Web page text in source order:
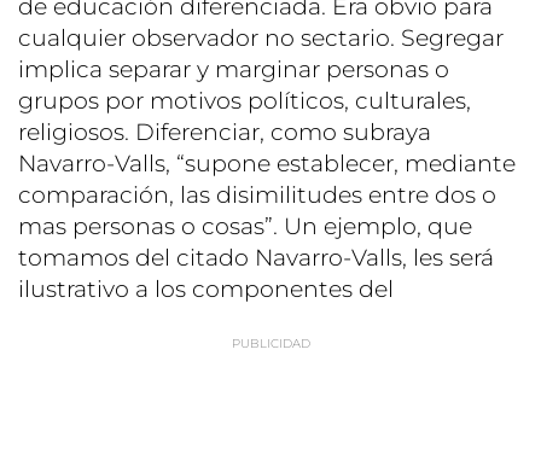
de educación diferenciada. Era obvio para
cualquier observador no sectario. Segregar
implica separar y marginar personas o
grupos por motivos políticos, culturales,
religiosos. Diferenciar, como subraya
Navarro-Valls, “supone establecer, mediante
comparación, las disimilitudes entre dos o
mas personas o cosas”. Un ejemplo, que
tomamos del citado Navarro-Valls, les será
ilustrativo a los componentes del